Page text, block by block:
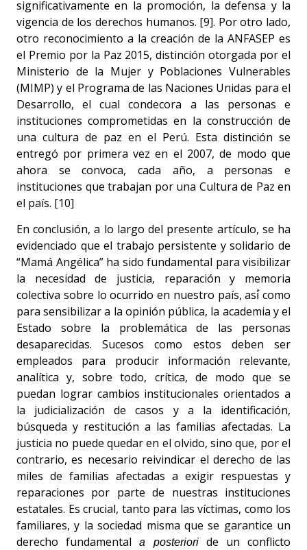
significativamente en la promoción, la defensa y la
vigencia de los derechos humanos. [9]. Por otro lado,
otro reconocimiento a la creación de la ANFASEP es
el Premio por la Paz 2015, distinción otorgada por el
Ministerio de la Mujer y Poblaciones Vulnerables
(MIMP) y el Programa de las Naciones Unidas para el
Desarrollo, el cual condecora a las personas e
instituciones comprometidas en la construcción de
una cultura de paz en el Perú. Esta distinción se
entregó por primera vez en el 2007, de modo que
ahora se convoca, cada año, a personas e
instituciones que trabajan por una Cultura de Paz en
el país. [10]
En conclusión, a lo largo del presente artículo, se ha
evidenciado que el trabajo persistente y solidario de
“Mamá Angélica” ha sido fundamental para visibilizar
la necesidad de justicia, reparación y memoria
colectiva sobre lo ocurrido en nuestro país, así́ como
para sensibilizar a la opinión pública, la academia y el
Estado sobre la problemática de las personas
desaparecidas. Sucesos como estos deben ser
empleados para producir información relevante,
analítica y, sobre todo, crítica, de modo que se
puedan lograr cambios institucionales orientados a
la judicialización de casos y a la identificación,
búsqueda y restitución a las familias afectadas. La
justicia no puede quedar en el olvido, sino que, por el
contrario, es necesario reivindicar el derecho de las
miles de familias afectadas a exigir respuestas y
reparaciones por parte de nuestras instituciones
estatales. Es crucial, tanto para las víctimas, como los
familiares, y la sociedad misma que se garantice un
derecho fundamentala posterioride un conflicto